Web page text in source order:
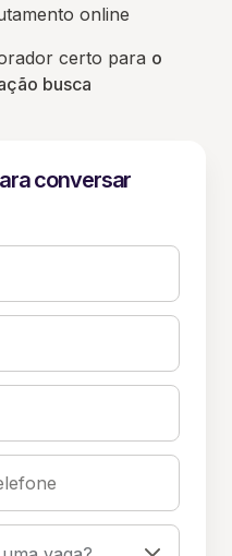
online
certo para o
busca
conversar